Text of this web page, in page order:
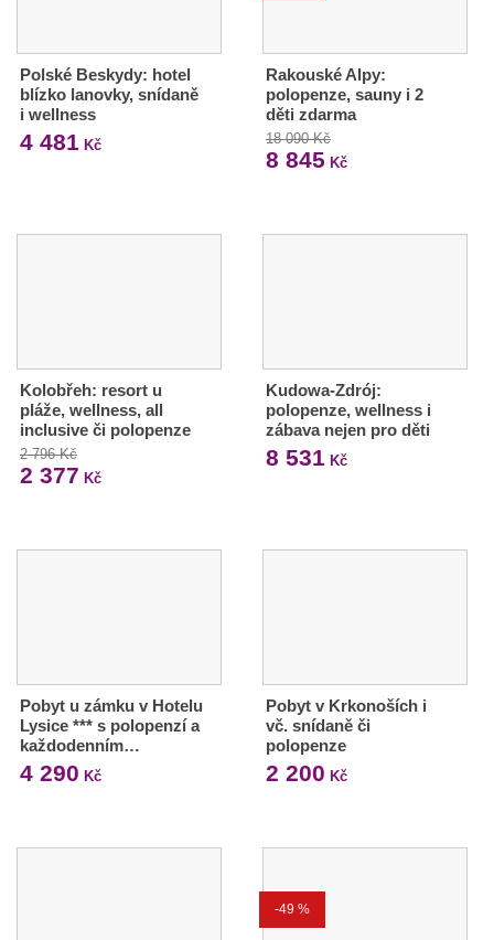
Polské Beskydy: hotel
blízko lanovky, snídaně
i wellness
4 481 Kč
Rakouské Alpy:
polopenze, sauny i 2
děti zdarma
18 090 Kč
8 845 Kč
Kolobřeh: resort u
pláže, wellness, all
inclusive či polopenze
2 796 Kč
2 377 Kč
Kudowa-Zdrój:
polopenze, wellness i
zábava nejen pro děti
8 531 Kč
Pobyt u zámku v Hotelu
Lysice *** s polopenzí a
každodenním…
4 290 Kč
Pobyt v Krkonoších i
vč. snídaně či
polopenze
2 200 Kč
-49 %